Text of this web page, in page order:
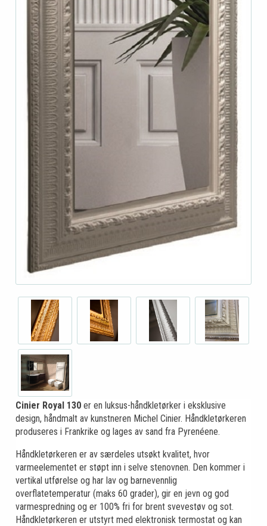
Cinier Royal 130 er en luksus-håndkletørker i eksklusive
design, håndmalt av kunstneren Michel Cinier. Håndkletørkeren
produseres i Frankrike og lages av sand fra Pyrenéene.
Håndkletørkeren er av særdeles utsøkt kvalitet, hvor
varmeelementet er støpt inn i selve stenovnen. Den kommer i
vertikal utførelse og har lav og barnevennlig
overflatetemperatur (maks 60 grader), gir en jevn og god
varmespredning og er 100% fri for brent svevestøv og sot.
Håndkletørkeren er utstyrt med elektronisk termostat og kan